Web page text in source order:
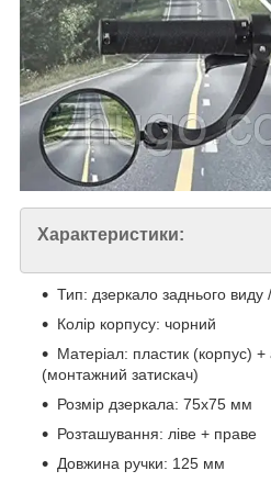
Характеристики:
Тип: дзеркало заднього
Колір корпусу: чорний
Матеріал: пластик (корпус) +
(монтажний затискач)
Розмір дзеркала: 75х75 мм
Розташування: ліве + праве
Довжина ручки: 125 мм